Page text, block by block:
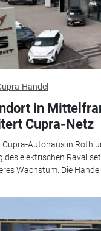
Handel
in
Cupra-Netz
Cupra-Autohaus in Roth
elektrischen Raval
Wachstum. Die